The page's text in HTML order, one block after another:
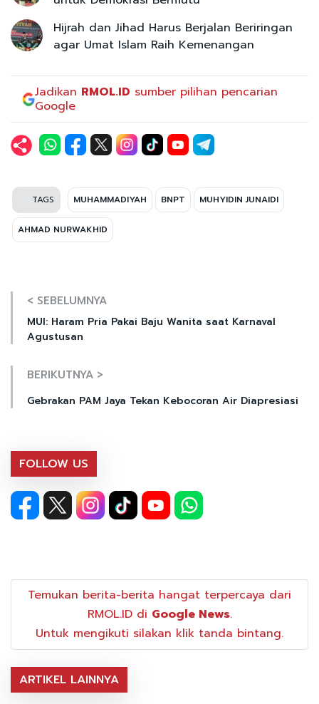
Hijrah dan Jihad Harus Berjalan Beriringan
agar Umat Islam Raih Kemenangan
Jadikan RMOL.ID sumber pilihan pencarian
Google
TAGS MUHAMMADIYAH BNPT MUHYIDIN JUNAIDI
AHMAD NURWAKHID
< SEBELUMNYA
MUI: Haram Pria Pakai Baju Wanita saat Karnaval
Agustusan
BERIKUTNYA >
Gebrakan PAM Jaya Tekan Kebocoran Air Diapresiasi
FOLLOW US
Temukan berita-berita hangat terpercaya dari
RMOL.ID di Google News.
Untuk mengikuti silakan klik tanda bintang.
ARTIKEL LAINNYA